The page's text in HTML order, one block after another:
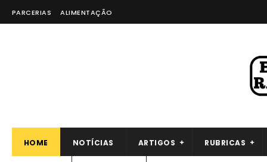
PARCERIAS ALIMENTAÇÃO
HOME NOTÍCIAS ARTIGOS RUBRICAS